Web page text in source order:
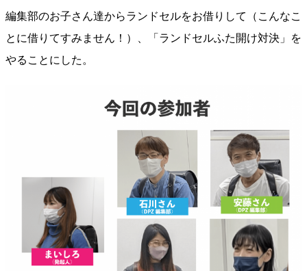
編集部のお子さん達からランドセルをお借りして（こんなこ
とに借りてすみません！）、「ランドセルふた開け対決」を
やることにした。